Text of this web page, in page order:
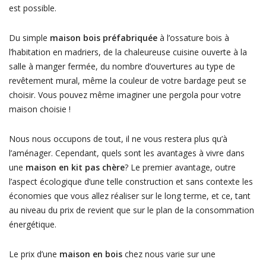
est possible.
Du simple maison bois préfabriquéeà l’ossature bois à
l’habitation en madriers, de la chaleureuse cuisine ouverte à la
salle à manger fermée, du nombre d’ouvertures au type de
revêtement mural, même la couleur de votre bardage peut se
choisir. Vous pouvez même imaginer une pergola pour votre
maison choisie !
Nous nous occupons de tout, il ne vous restera plus qu’à
l’aménager. Cependant, quels sont les avantages à vivre dans
une maison en kit pas chère? Le premier avantage, outre
l’aspect écologique d’une telle construction et sans contexte les
économies que vous allez réaliser sur le long terme, et ce, tant
au niveau du prix de revient que sur le plan de la consommation
énergétique.
Le prix d’une maison en boischez nous varie sur une